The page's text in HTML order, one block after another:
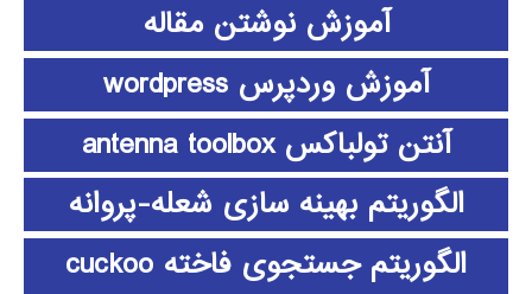
آموزش نوشتن مقاله
آموزش وردپرس wordpress
آنتن تولباکس antenna toolbox
الگوریتم بهینه سازی شعله-پروانه
الگوریتم جستجوی فاخته cuckoo